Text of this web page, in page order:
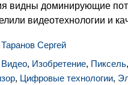
видны доминирующие
видеотехнологии и
Таранов Сергей
Видео, Изобретение, Пиксель,
, Цифровые технологии,